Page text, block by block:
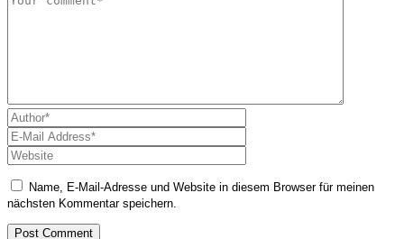
Name, E-Mail-Adresse und Website in diesem Browser für meinen
nächsten Kommentar speichern.